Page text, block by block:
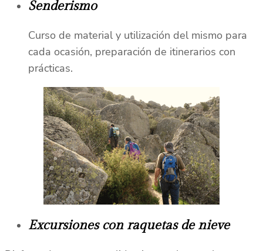
Senderismo
Curso de material y utilización del mismo para
cada ocasión, preparación de itinerarios con
prácticas.
Excursiones con raquetas de nieve